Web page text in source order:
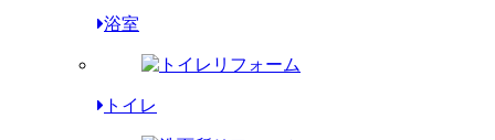
浴室
トイレ